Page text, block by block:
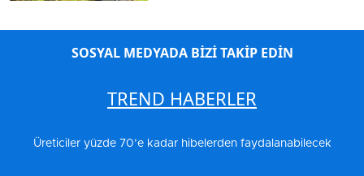
SOSYAL MEDYADA BİZİ TAKİP EDİN
TREND HABERLER
Üreticiler yüzde 70’e kadar hibelerden faydalanabilecek